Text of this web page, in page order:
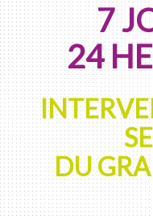
7
24
DU